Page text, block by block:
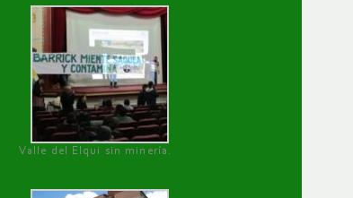
Valle del Elqui sin minería.